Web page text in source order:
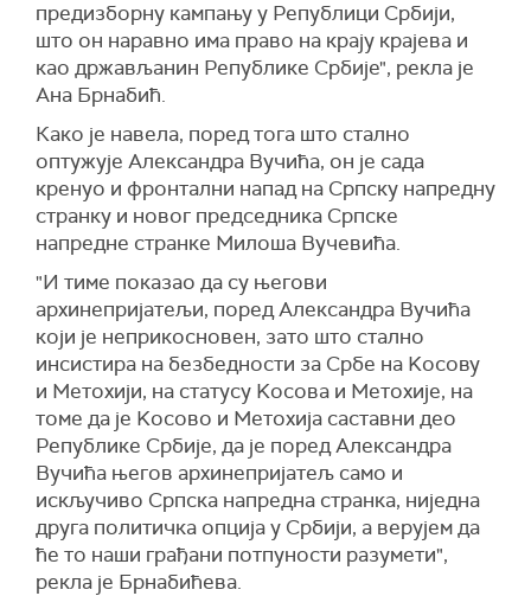
предизборну кампању у Републици Србији,
што он наравно има право на крају крајева и
као држављанин Републике Србије", рекла је
Ана Брнабић.
Како је навела, поред тога што стално
оптужује Александра Вучића, он је сада
кренуо и фронтални напад на Српску напредну
странку и новог председника Српске
напредне странке Милоша Вучевића.
"И тиме показао да су његови
архинепријатељи, поред Александра Вучића
који је неприкосновен, зато што стално
инсистира на безбедности за Србе на Kосову
и Метохији, на статусу Kосова и Метохије, на
томе да је Kосово и Метохија саставни део
Републике Србије, да је поред Александра
Вучића његов архинепријатељ само и
искључиво Српска напредна странка, ниједна
друга политичка опција у Србији, а верујем да
ће то наши грађани потпуности разумети",
рекла је Брнабићева.